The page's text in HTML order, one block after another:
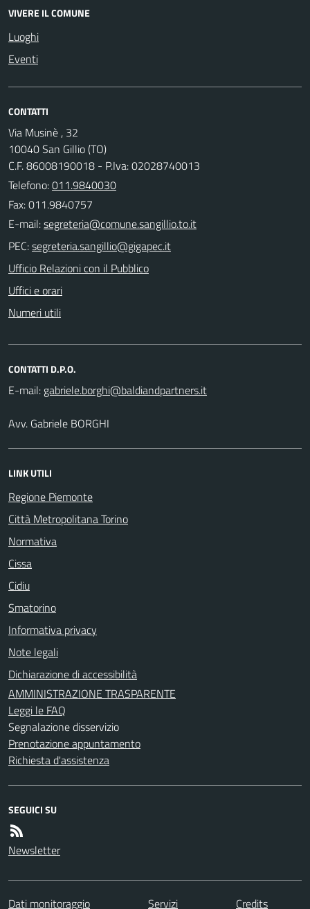
VIVERE IL COMUNE
Luoghi
Eventi
CONTATTI
Via Musinè , 32
10040 San Gillio (TO)
C.F. 86008190018 - P.Iva: 02028740013
Telefono:011.9840030
Fax: 011.9840757
E-mail:
PEC:
Ufficio Relazioni con il Pubblico
Uffici e orari
Numeri utili
CONTATTI D.P.O.
E-mail:
Avv. Gabriele BORGHI
LINK UTILI
Regione Piemonte
Città Metropolitana Torino
Normativa
Cissa
Cidiu
Smatorino
Informativa privacy
Note legali
Dichiarazione di accessibilità
AMMINISTRAZIONE TRASPARENTE
Leggi le FAQ
Segnalazione disservizio
Prenotazione appuntamento
Richiesta d'assistenza
SEGUICI SU
Newsletter
Dati monitoraggio Servizi Credits